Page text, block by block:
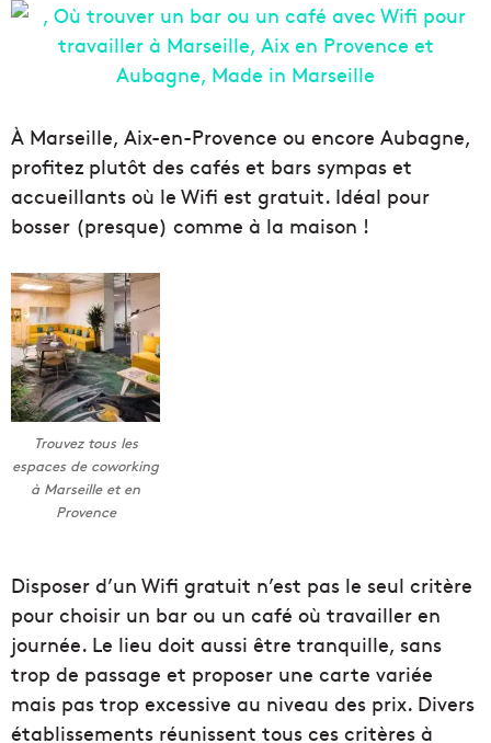
À Marseille, Aix-en-Provence ou encore Aubagne,
profitez plutôt des cafés et bars sympas et
accueillants où le Wifi est gratuit. Idéal pour
bosser (presque) comme à la maison !
Trouvez tous les
espaces de coworking
à Marseille et en
Provence
Disposer d’un Wifi gratuit n’est pas le seul critère
pour choisir un bar ou un café où travailler en
journée. Le lieu doit aussi être tranquille, sans
trop de passage et proposer une carte variée
mais pas trop excessive au niveau des prix. Divers
établissements réunissent tous ces critères à